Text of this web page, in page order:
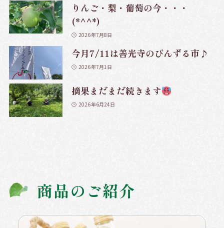
りんご・梨・葡萄の今・・・
(*^^*)
2026年7月8日
今月7/11は善光寺のびんずる市♪
2026年7月1日
摘果まだまだ続きます
2026年6月24日
商品のご紹介